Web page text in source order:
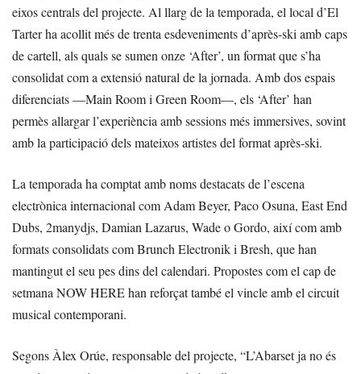
eixos centrals del projecte. Al llarg de la temporada, el local d’El
Tarter ha acollit més de trenta esdeveniments d’après-ski amb caps
de cartell, als quals se sumen onze ‘After’, un format que s’ha
consolidat com a extensió natural de la jornada. Amb dos espais
diferenciats —Main Room i Green Room—, els ‘After’ han
permès allargar l’experiència amb sessions més immersives, sovint
amb la participació dels mateixos artistes del format après-ski.
La temporada ha comptat amb noms destacats de l’escena
electrònica internacional com Adam Beyer, Paco Osuna, East End
Dubs, 2manydjs, Damian Lazarus, Wade o Gordo, així com amb
formats consolidats com Brunch Electronik i Bresh, que han
mantingut el seu pes dins del calendari. Propostes com el cap de
setmana NOW HERE han reforçat també el vincle amb el circuit
musical contemporani.
Segons Àlex Orúe, responsable del projecte, “L’Abarset ja no és